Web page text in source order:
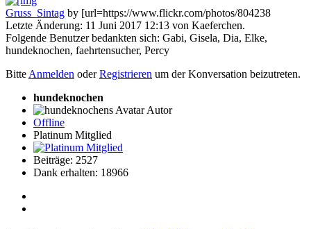
Gruss_Sintag by [url=https://www.flickr.com/photos/804238
Letzte Änderung: 11 Juni 2017 12:13 von Kaeferchen.
Folgende Benutzer bedankten sich: Gabi, Gisela, Dia, Elke,
hundeknochen, faehrtensucher, Percy
Bitte Anmelden oderRegistrieren um der Konversation beizutreten.
hundeknochen
Autor
Offline
Platinum Mitglied
Beiträge: 2527
Dank erhalten: 18966